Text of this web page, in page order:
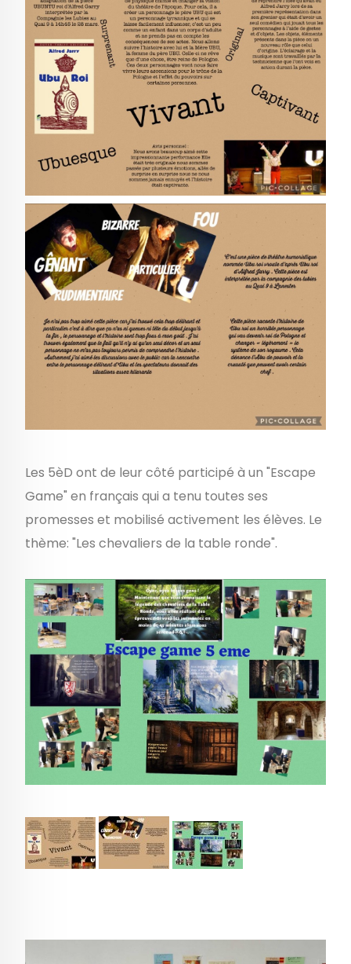
Les 5èD ont de leur côté participé à un "Escape
Game" en français qui a tenu toutes ses
promesses et mobilisé activement les élèves. Le
thème: "Les chevaliers de la table ronde".